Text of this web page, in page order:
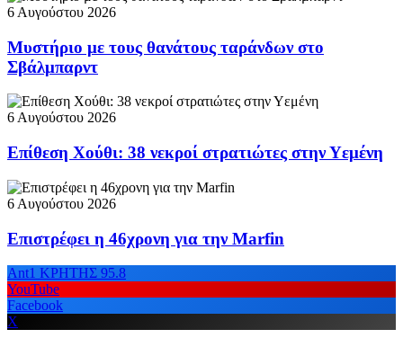
6 Αυγούστου 2026
Μυστήριο με τους θανάτους ταράνδων στο
Σβάλμπαρντ
6 Αυγούστου 2026
Επίθεση Χούθι: 38 νεκροί στρατιώτες στην Υεμένη
6 Αυγούστου 2026
Επιστρέφει η 46χρονη για την Marfin
Ant1 ΚΡΗΤΗΣ 95.8
YouTube
Facebook
X